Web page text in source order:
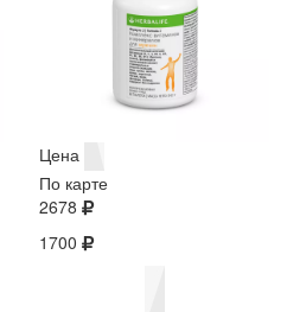
Цена
По карте
2678
1700